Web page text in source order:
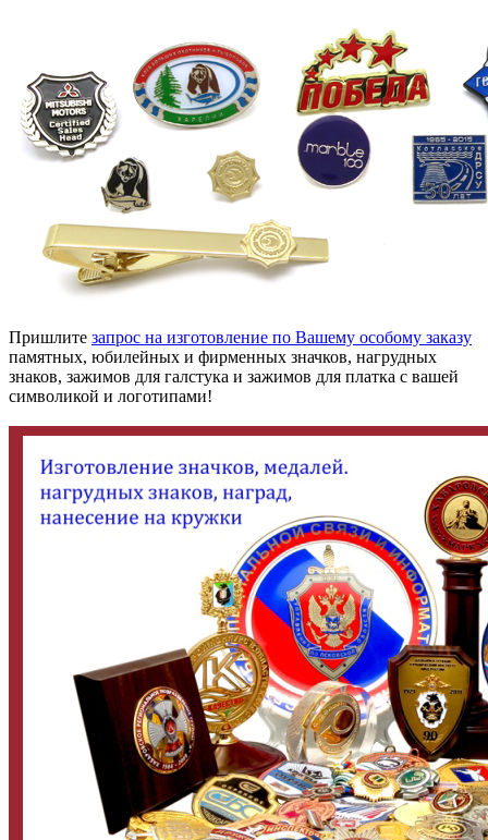
Пришлите запрос на изготовление по Вашему особому заказу
памятных, юбилейных и фирменных значков, нагрудных
знаков, зажимов для галстука и зажимов для платка с вашей
символикой и логотипами!